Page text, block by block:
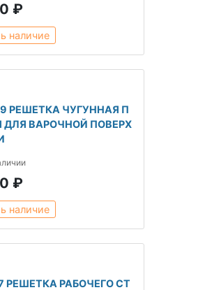
₽
наличие
РЕШЕТКА ЧУГУННАЯ П
ДЛЯ ВАРОЧНОЙ ПОВЕРХ
₽
наличие
РЕШЕТКА РАБОЧЕГО СТ